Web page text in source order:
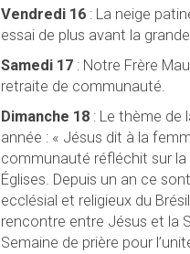
Vendredi 16: La neige
essai de plus avant la
Samedi 17: Notre Frère
retraite de communauté.
Dimanche 18 : Le thème de
année : « Jésus dit à la
communauté réfléchit sur
Églises. Depuis un an ce
ecclésial et religieux du
rencontre entre Jésus et la
Semaine de prière pour